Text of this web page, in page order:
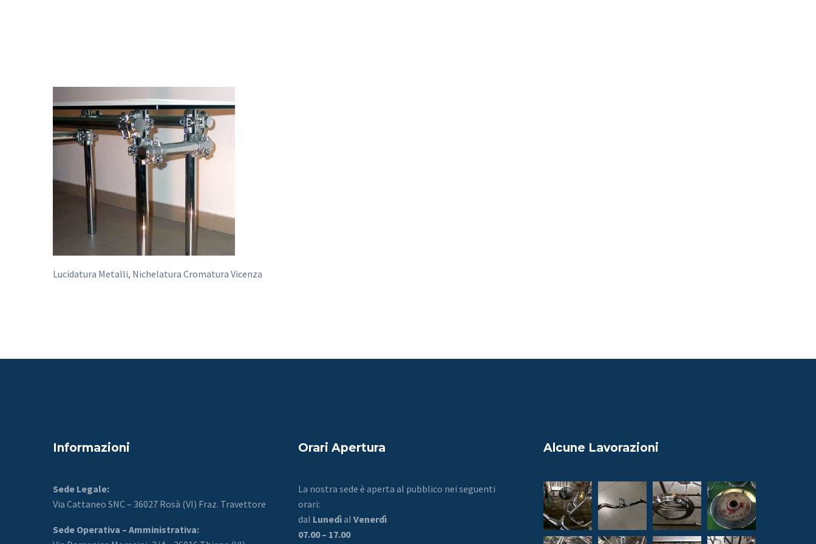
Lucidatura Metalli, Nichelatura Cromatura Vicenza
Informazioni
Sede Legale:
Via Cattaneo SNC – 36027 Rosà (VI) Fraz. Travettore
Sede Operativa – Amministrativa:
Orari Apertura
La nostra sede è aperta al pubblico nei seguenti
orari:
dal Lunedìal Venerdì
07.00 – 17.00
Alcune Lavorazioni